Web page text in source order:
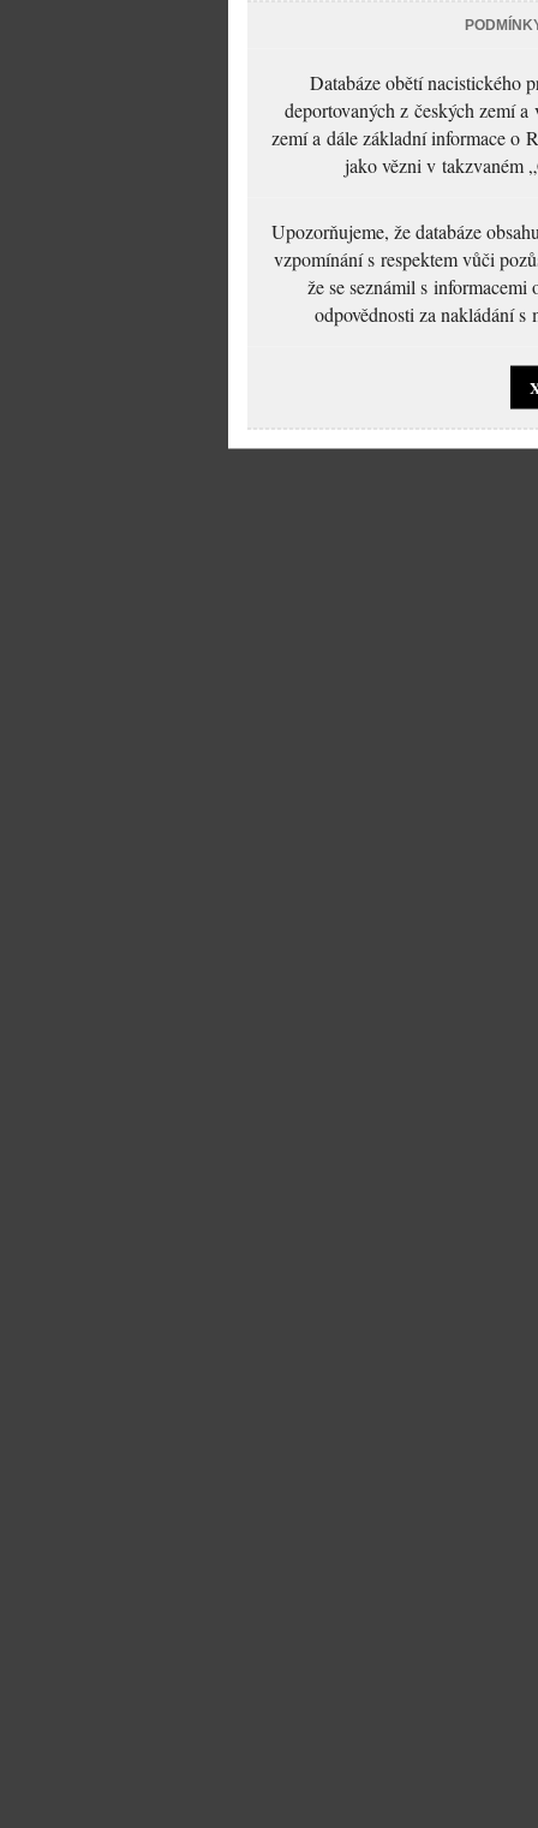
Databáze obětí nacistického
deportovaných z českých zemí
zemí a dále základní informace o
jako vězni v takzvaném
Upozorňujeme, že databáze
vzpomínání s respektem vůči
že se seznámil s
odpovědnosti za nakládání